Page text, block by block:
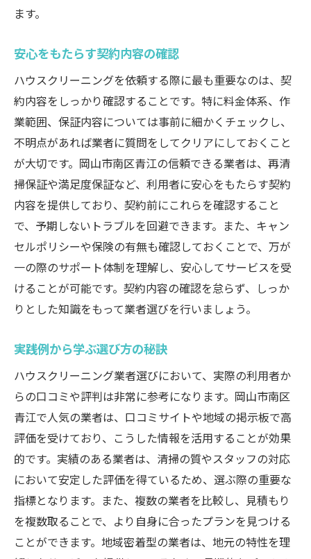
ます。
安心をもたらす契約内容の確認
ハウスクリーニングを依頼する際に最も重要なのは、契
約内容をしっかり確認することです。特に料金体系、作
業範囲、保証内容については事前に細かくチェックし、
不明点があれば業者に質問をしてクリアにしておくこと
が大切です。岡山市南区青江の信頼できる業者は、再清
掃保証や満足度保証など、利用者に安心をもたらす契約
内容を提供しており、契約前にこれらを確認すること
で、予期しないトラブルを回避できます。また、キャン
セルポリシーや保険の有無も確認しておくことで、万が
一の際のサポート体制を理解し、安心してサービスを受
けることが可能です。契約内容の確認を怠らず、しっか
りとした知識をもって業者選びを行いましょう。
実践例から学ぶ選び方の秘訣
ハウスクリーニング業者選びにおいて、実際の利用者か
らの口コミや評判は非常に参考になります。岡山市南区
青江で人気の業者は、口コミサイトや地域の掲示板で高
評価を受けており、こうした情報を活用することが効果
的です。実績のある業者は、清掃の質やスタッフの対応
において安定した評価を得ているため、選ぶ際の重要な
指標となります。また、複数の業者を比較し、見積もり
を複数取ることで、より自身に合ったプランを見つける
ことができます。地域密着型の業者は、地元の特性を理